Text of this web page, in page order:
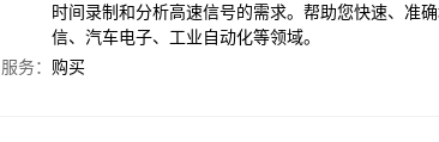
时间录制和分析高速信号的需求。帮助您快速、准
信、汽车电子、工业自动化等领域。
服务： 购买